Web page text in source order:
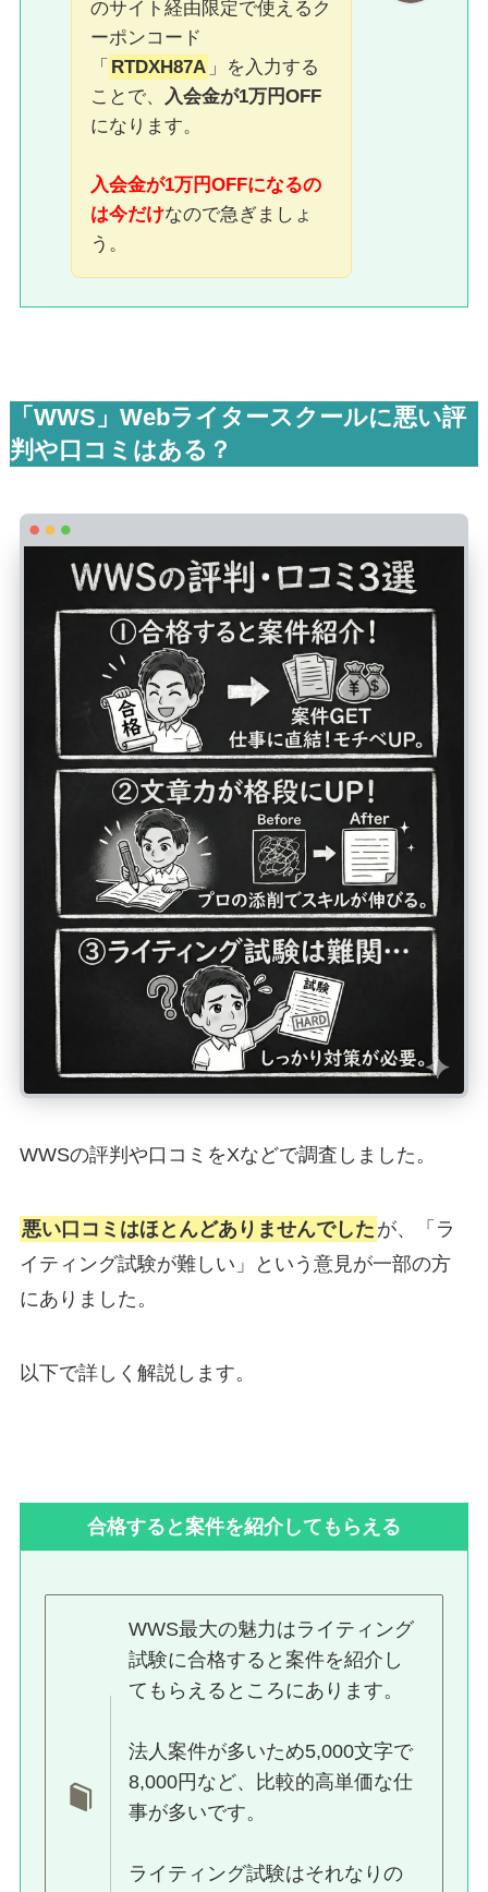
のサイト経由限定で使えるク
ーポンコード
「 RTDXH87A 」を入力する
ことで、 入会金が1万円OFF
になります。
入会金が1万円OFFになるの
は今だけなので急ぎましょ
う。
「WWS」Webライタースクールに悪い評
判や口コミはある？
WWSの評判や口コミをXなどで調査しました。
悪い口コミはほとんどありませんでした が、「ラ
イティング試験が難しい」という意見が一部の方
にありました。
以下で詳しく解説します。
合格すると案件を紹介してもらえる
WWS最大の魅力はライティング
試験に合格すると案件を紹介し
てもらえるところにあります。
法人案件が多いため5,000文字で
8,000円など、比較的高単価な仕
事が多いです。
ライティング試験はそれなりの